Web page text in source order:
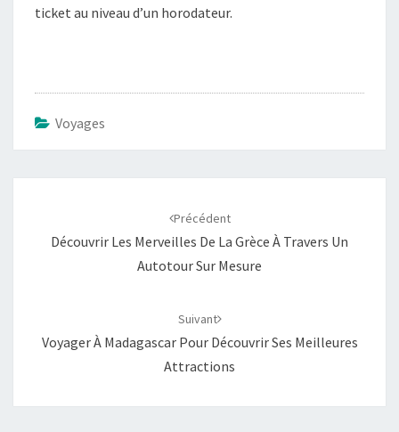
ticket au niveau d’un horodateur.
Voyages
Précédent
Découvrir Les Merveilles De La Grèce À Travers Un
Autotour Sur Mesure
Suivant
Voyager À Madagascar Pour Découvrir Ses Meilleures
Attractions